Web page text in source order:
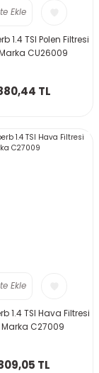
Ekle
1.4 TSI Polen Filtresi
CU26009
TL
Ekle
1.4 TSI Hava Filtresi
Marka C27009
TL